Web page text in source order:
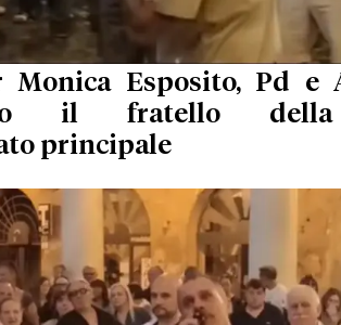
Monica Esposito, Pd e
il fratello
principale